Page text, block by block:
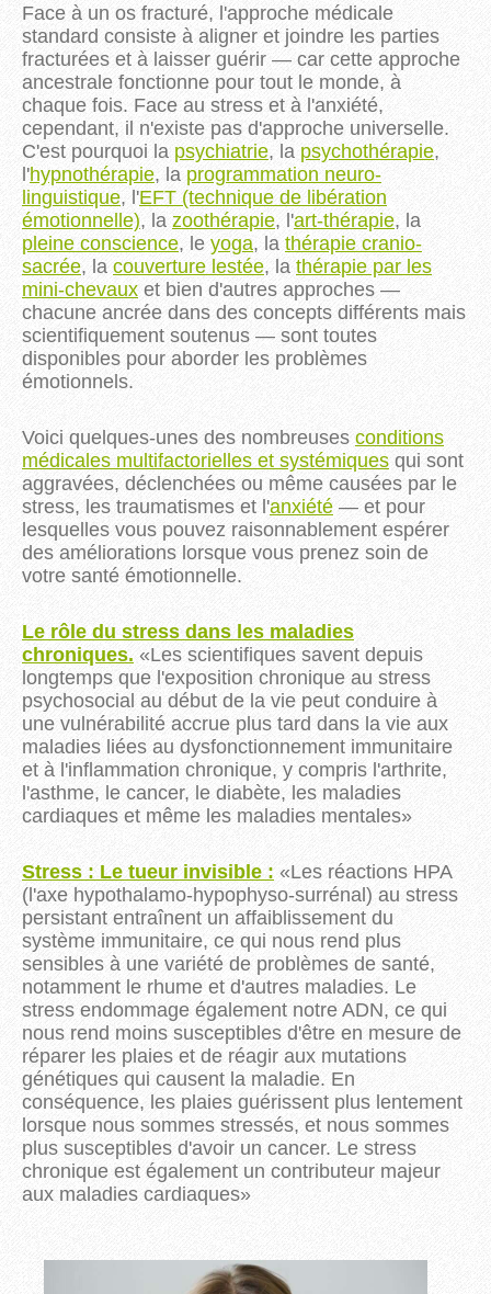
Face à un os fracturé, l'approche médicale
standard consiste à aligner et joindre les parties
fracturées et à laisser guérir — car cette approche
ancestrale fonctionne pour tout le monde, à
chaque fois. Face au stress et à l'anxiété,
cependant, il n'existe pas d'approche universelle.
C'est pourquoi la psychiatrie, la psychothérapie,
l'hypnothérapie, la programmation neuro-
linguistique, l'EFT (technique de libération
émotionnelle), la zoothérapie, l'art-thérapie, la
pleine conscience, le yoga, la thérapie cranio-
sacrée, la couverture lestée, la thérapie par les
mini-chevaux et bien d'autres approches —
chacune ancrée dans des concepts différents mais
scientifiquement soutenus — sont toutes
disponibles pour aborder les problèmes
émotionnels.
Voici quelques-unes des nombreuses conditions
médicales multifactorielles et systémiques qui sont
aggravées, déclenchées ou même causées par le
stress, les traumatismes et l'anxiété — et pour
lesquelles vous pouvez raisonnablement espérer
des améliorations lorsque vous prenez soin de
votre santé émotionnelle.
Le rôle du stress dans les maladies
chroniques. «Les scientifiques savent depuis
longtemps que l'exposition chronique au stress
psychosocial au début de la vie peut conduire à
une vulnérabilité accrue plus tard dans la vie aux
maladies liées au dysfonctionnement immunitaire
et à l'inflammation chronique, y compris l'arthrite,
l'asthme, le cancer, le diabète, les maladies
cardiaques et même les maladies mentales»
Stress : Le tueur invisible : «Les réactions HPA
(l'axe hypothalamo-hypophyso-surrénal) au stress
persistant entraînent un affaiblissement du
système immunitaire, ce qui nous rend plus
sensibles à une variété de problèmes de santé,
notamment le rhume et d'autres maladies. Le
stress endommage également notre ADN, ce qui
nous rend moins susceptibles d'être en mesure de
réparer les plaies et de réagir aux mutations
génétiques qui causent la maladie. En
conséquence, les plaies guérissent plus lentement
lorsque nous sommes stressés, et nous sommes
plus susceptibles d'avoir un cancer. Le stress
chronique est également un contributeur majeur
aux maladies cardiaques»